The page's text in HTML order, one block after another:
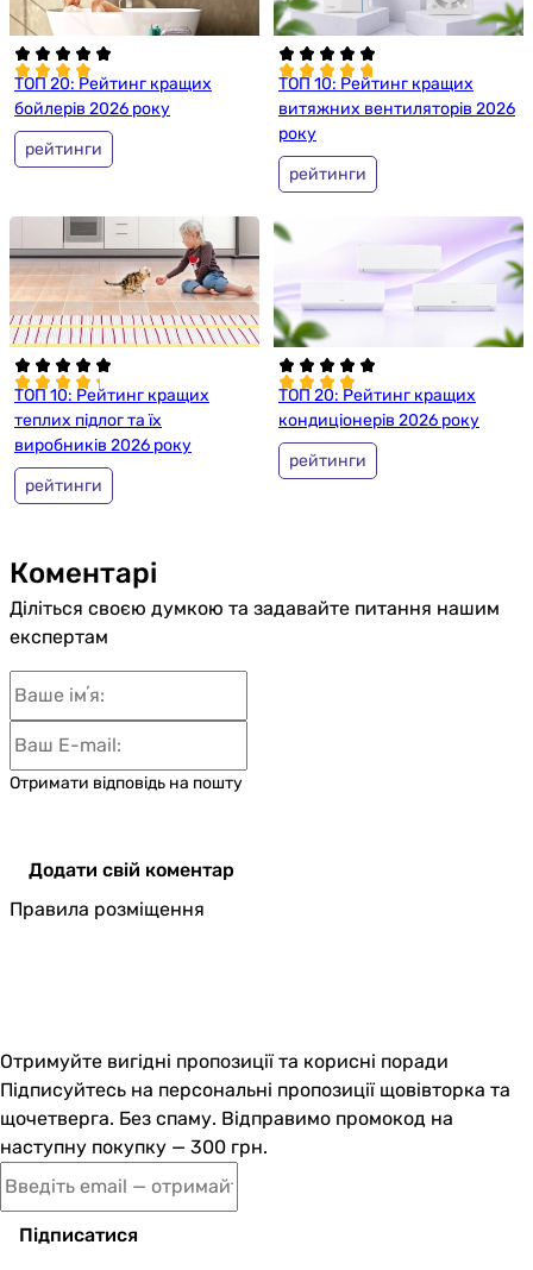
ТОП 20: Рейтинг кращих
бойлерів 2026 року
рейтинги
ТОП 10: Рейтинг кращих
витяжних вентиляторів 2026
року
рейтинги
ТОП 10: Рейтинг кращих
теплих підлог та їх
виробників 2026 року
рейтинги
ТОП 20: Рейтинг кращих
кондиціонерів 2026 року
рейтинги
Коментарі
Діліться своєю думкою та задавайте питання нашим
експертам
Отримати відповідь на пошту
Додати свій коментар
Правила розміщення
Отримуйте вигідні пропозиції та корисні поради
Підписуйтесь на персональні пропозиції щовівторка та
щочетверга. Без спаму. Відправимо промокод на
наступну покупку — 300 грн.
Підписатися